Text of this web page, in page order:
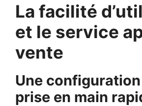
La facilité
et le service
vente
Une
prise en main